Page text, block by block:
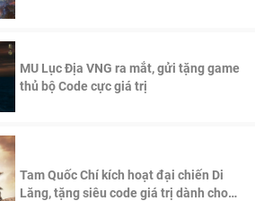
MU Lục Địa VNG ra mắt, gửi tặng game
thủ bộ Code cực giá trị
Tam Quốc Chí kích hoạt đại chiến Di
Lăng, tặng siêu code giá trị dành cho